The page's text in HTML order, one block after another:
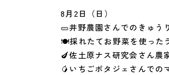
8月2日（日）
🥒井野農園さんでのきゅう
🍽️採れたてお野菜を使った
🍆佐土原ナス研究会さん農
🥭いちごポタジェさんでの